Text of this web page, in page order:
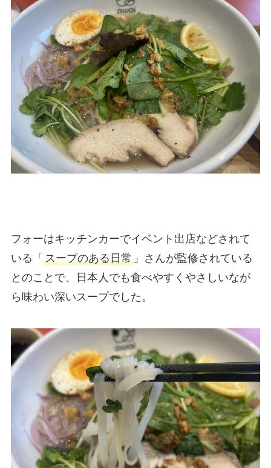
フォーはキッチンカーでイベント出店などされて
いる「 スープのある日常 」さんが監修されている
とのことで、日本人でも食べやすくやさしいなが
ら味わい深いスープでした。